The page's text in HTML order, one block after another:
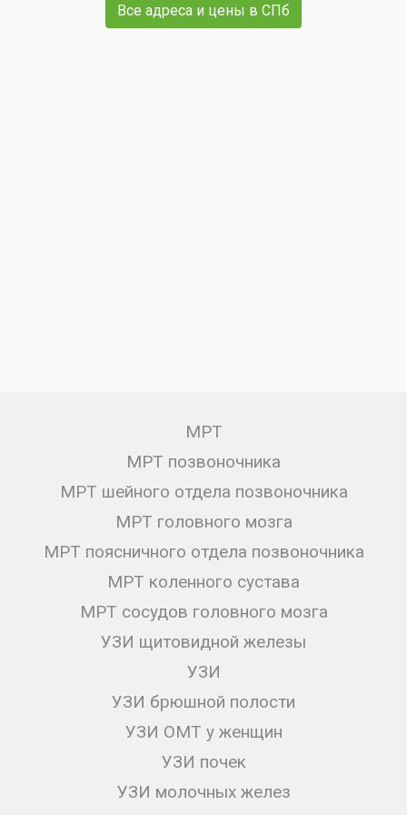
Все адреса и цены в СПб
МРТ
МРТ позвоночника
МРТ шейного отдела позвоночника
МРТ головного мозга
МРТ поясничного отдела позвоночника
МРТ коленного сустава
МРТ сосудов головного мозга
УЗИ щитовидной железы
УЗИ
УЗИ брюшной полости
УЗИ ОМТ у женщин
УЗИ почек
УЗИ молочных желез